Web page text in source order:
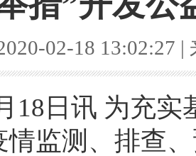
02-18 13:02:27
18日讯 为充
情监测、排查